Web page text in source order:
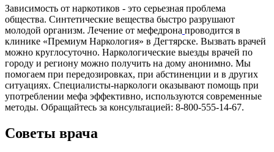
Зависимость от наркотиков - это серьезная проблема
общества. Синтетические вещества быстро разрушают
молодой организм. Лечение от мефедрона проводится в
клинике «Премиум Наркология» в Дегтярске. Вызвать врачей
можно круглосуточно. Наркологические выезды врачей по
городу и региону можно получить на дому анонимно. Мы
помогаем при передозировках, при абстиненции и в других
ситуациях. Специалисты-наркологи оказывают помощь при
употреблении мефа эффективно, используются современные
методы. Обращайтесь за консультацией: 8-800-555-14-67.
Советы врача